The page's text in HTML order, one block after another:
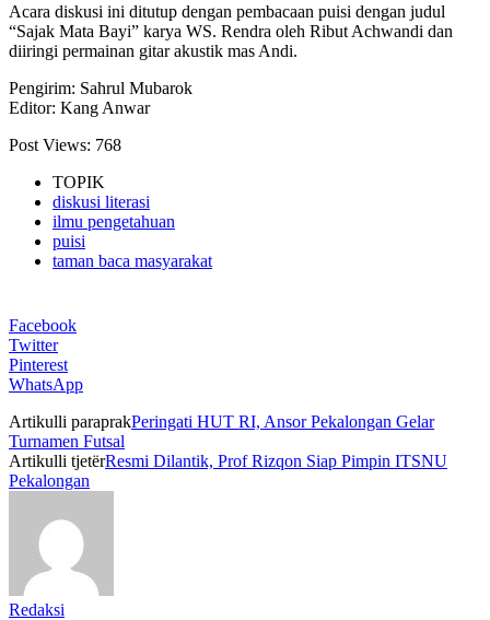
Acara diskusi ini ditutup dengan pembacaan puisi dengan judul
“Sajak Mata Bayi” karya WS. Rendra oleh Ribut Achwandi dan
diiringi permainan gitar akustik mas Andi.
Pengirim: Sahrul Mubarok
Editor: Kang Anwar
Post Views: 768
TOPIK
diskusi literasi
ilmu pengetahuan
puisi
taman baca masyarakat
Facebook
Twitter
Pinterest
WhatsApp
Artikulli paraprakPeringati HUT RI, Ansor Pekalongan Gelar
Turnamen Futsal
Artikulli tjetërResmi Dilantik, Prof Rizqon Siap Pimpin ITSNU
Pekalongan
Redaksi